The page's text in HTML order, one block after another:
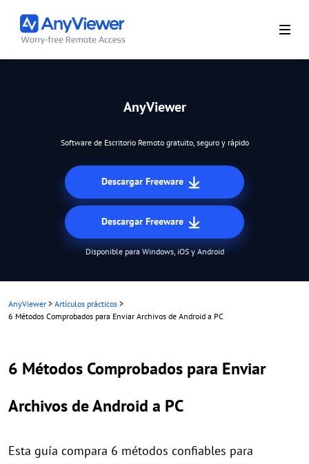
AnyViewer
Software de Escritorio Remoto gratuito, seguro y rápido
Descargar Freeware
Descargar Freeware
Disponible para Windows, iOS y Android
AnyViewer > Artículos prácticos >
6 Métodos Comprobados para Enviar Archivos de Android a PC
6 Métodos Comprobados para Enviar
Archivos de Android a PC
Esta guía compara 6 métodos confiables para